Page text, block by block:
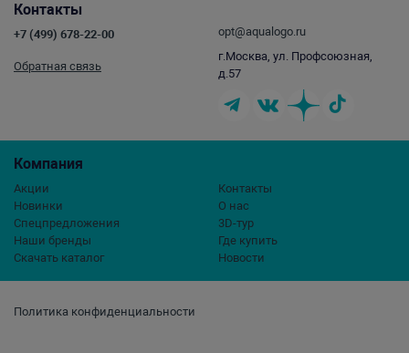
Политика конфиденциальности
Компания
Акции
Новинки
Спецпредложения
Наши бренды
Скачать каталог
Контакты
О нас
3D-тур
Где купить
Новости
Контакты
+7 (499) 678-22-00
Обратная связь
opt@aqualogo.ru
г.Москва, ул. Профсоюзная,
д.57